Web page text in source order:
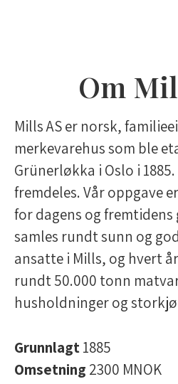
Om
Mills AS er norsk,
merkevarehus som ble
Grünerløkka i Oslo i
fremdeles. Vår oppgave
for dagens og fremtidens
samles rundt sunn og
ansatte i Mills, og hvert
rundt 50.000 tonn
husholdninger og
Grunnlagt1885
Omsetning 2300 MNOK